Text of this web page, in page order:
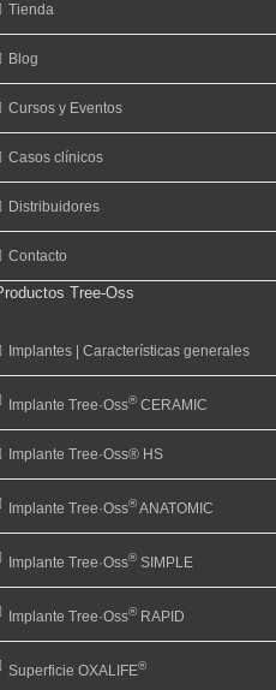
Tienda
Blog
Cursos y Eventos
Casos clínicos
Distribuidores
Contacto
Tree-Oss
Implantes | Características generales
Implante Tree·Oss®CERAMIC
Implante Tree·Oss® HS
Implante Tree·Oss®ANATOMIC
Implante Tree·Oss®SIMPLE
Implante Tree·Oss®RAPID
Superficie OXALIFE®